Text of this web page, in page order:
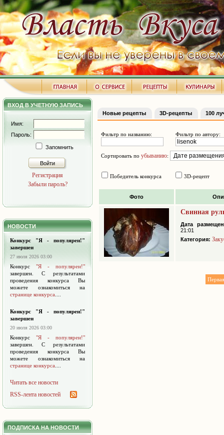
ВХОД В УЧЕТНУЮ ЗАПИСЬ
Имя:
Пароль:
Запомнить
Войти
Регистрация
Забыли пароль?
НОВОСТИ
Конкурс "Я - популярен!"
завершен
27 июля 2026 03:00
Конкурс "Я - популярен!"
завершен. С результатами
проведения конкурса Вы
можете ознакомиться на
странице конкурса
Конкурс "Я - популярен!"
завершен
20 июля 2026 03:00
Конкурс "Я - популярен!"
завершен. С результатами
проведения конкурса Вы
можете ознакомиться на
странице конкурса
Читать все новости
RSS-лента новостей
ПОДПИСКА НА НОВОСТИ
Новые рецепты 3D-рецепты 100
Фильтр по названию: Фильтр по автору:
Сортировать по убыванию:
Победитель конкурса 3D-рецепт
Фото
Свинная
Дата
21:01
Категория:
Первая